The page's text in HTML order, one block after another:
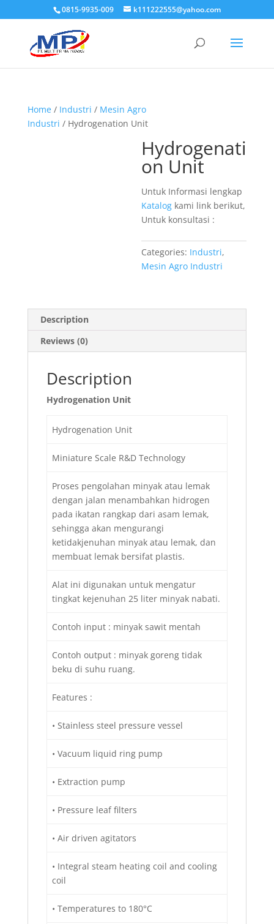
0815-9935-009 k111222555@yahoo.com
Home/ Industri / Mesin Agro
Industri / Hydrogenation Unit
Hydrogenati
on Unit
Untuk Informasi lengkap
Katalog kami link berikut,
Untuk konsultasi :
Categories: Industri,
Mesin Agro Industri
Description
Reviews (0)
Description
Hydrogenation Unit
Hydrogenation Unit
Miniature Scale R&D Technology
Proses pengolahan minyak atau lemak
dengan jalan menambahkan hidrogen
pada ikatan rangkap dari asam lemak,
sehingga akan mengurangi
ketidakjenuhan minyak atau lemak, dan
membuat lemak bersifat plastis.
Alat ini digunakan untuk mengatur
tingkat kejenuhan 25 liter minyak nabati.
Contoh input : minyak sawit mentah
Contoh output : minyak goreng tidak
beku di suhu ruang.
Features :
• Stainless steel pressure vessel
• Vacuum liquid ring pump
• Extraction pump
• Pressure leaf filters
• Air driven agitators
• Integral steam heating coil and cooling
coil
• Temperatures to 180°C